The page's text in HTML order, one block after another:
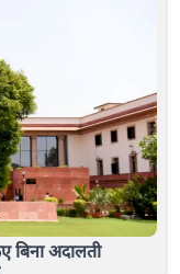
बिना अदालती